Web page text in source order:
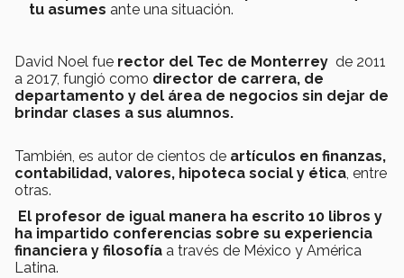
tu asumes ante una situación.
David Noel fue rector del Tec de Monterrey de 2011
a 2017, fungió como director de carrera, de
departamento y del área de negocios sin dejar de
brindar clases a sus alumnos.
También, es autor de cientos de artículos en finanzas,
contabilidad, valores, hipoteca social y ética, entre
otras.
El profesor de igual manera ha escrito 10 libros y
ha impartido conferencias sobre su experiencia
financiera y filosofía a través de México y América
Latina.